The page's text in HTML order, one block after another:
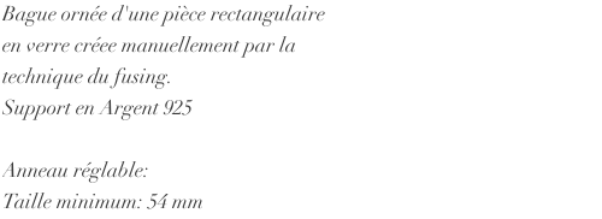
Bague ornée d'une pièce rectangulaire
en verre créee manuellement par la
technique du fusing.
Support en Argent 925
Anneau réglable:
Taille minimum: 54 mm